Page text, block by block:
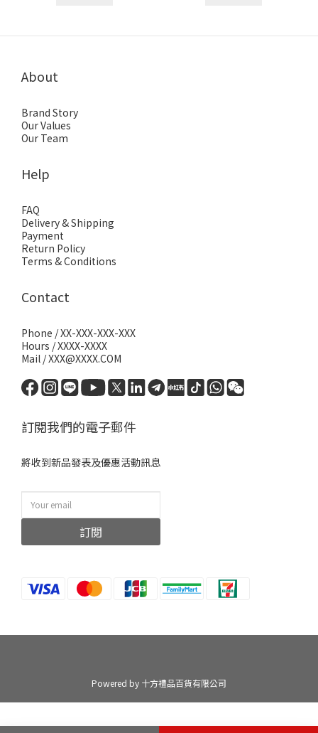
About
Brand Story
Our Values
Our Team
Help
FAQ
Delivery & Shipping
Payment
Return Policy
Terms & Conditions
Contact
Phone / XX-XXX-XXX-XXX
Hours / XXXX-XXXX
Mail / XXX@XXXX.COM
訂閱我們的電子郵件
將收到新品發表及優惠活動訊息
訂閱
Powered by 十方禮品百貨有限公司